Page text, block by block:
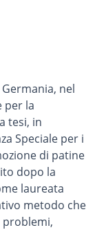
nel
per la
tesi, in
Speciale per i
di patine
dopo la
laureata
metodo che